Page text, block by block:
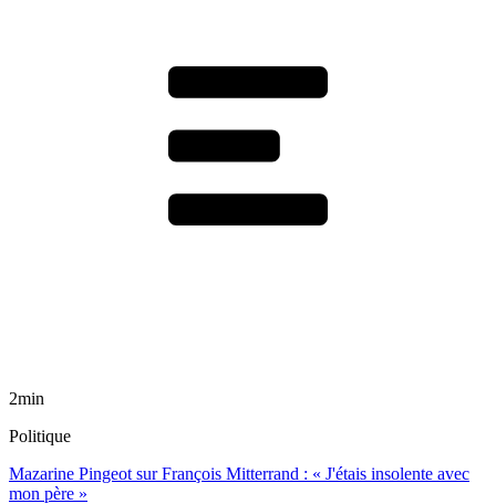
2min
Politique
Mazarine Pingeot sur François Mitterrand : « J'étais insolente avec
mon père »